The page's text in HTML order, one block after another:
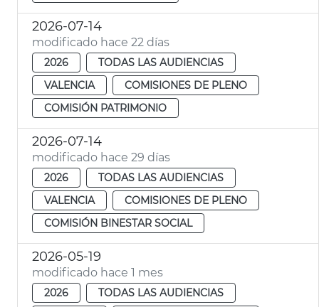
2026-07-14
modificado hace 22 días
2026
TODAS LAS AUDIENCIAS
VALENCIA
COMISIONES DE PLENO
COMISIÓN PATRIMONIO
2026-07-14
modificado hace 29 días
2026
TODAS LAS AUDIENCIAS
VALENCIA
COMISIONES DE PLENO
COMISIÓN BINESTAR SOCIAL
2026-05-19
modificado hace 1 mes
2026
TODAS LAS AUDIENCIAS